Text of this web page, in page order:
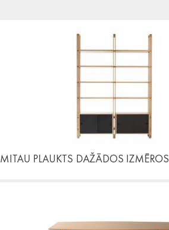
MITAU PLAUKTS DAŽĀDOS IZMĒROS